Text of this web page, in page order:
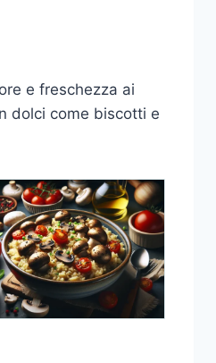
e freschezza ai
dolci come biscotti e